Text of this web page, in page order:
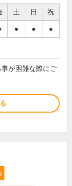
土 日 祝
● ● ●
が困難な際にご